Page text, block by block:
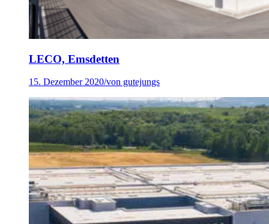
LECO, Emsdetten
15. Dezember 2020/von gutejungs